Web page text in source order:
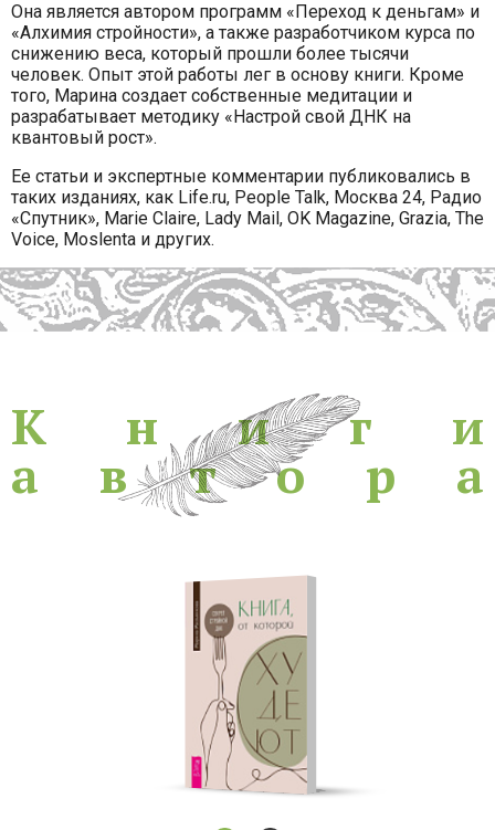
Она является автором программ «Переход к деньгам» и
«Алхимия стройности», а также разработчиком курса по
снижению веса, который прошли более тысячи
человек. Опыт этой работы лег в основу книги. Кроме
того, Марина создает собственные медитации и
разрабатывает методику «Настрой свой ДНК на
квантовый рост».
Ее статьи и экспертные комментарии публиковались в
таких изданиях, как Life.ru, People Talk, Москва 24, Радио
«Спутник», Marie Claire, Lady Mail, OK Magazine, Grazia, The
Voice, Moslenta и других.
Книги
К н и г и
а в т о р а